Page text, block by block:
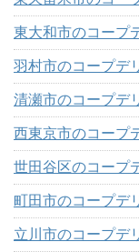
東大和市のコープ
羽村市のコープデ
清瀬市のコープデ
西東京市のコープ
世田谷区のコープ
町田市のコープデ
立川市のコープデ